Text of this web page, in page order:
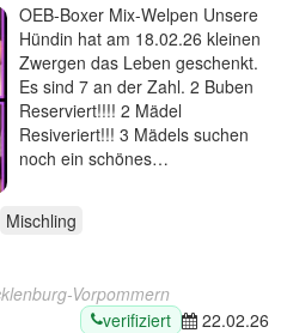
OEB-Boxer Mix-Welpen Unsere
Hündin hat am 18.02.26 kleinen
Zwergen das Leben geschenkt.
Es sind 7 an der Zahl. 2 Buben
Reserviert!!!! 2 Mädel
Resiveriert!!! 3 Mädels suchen
noch ein schönes…
Mischling
Vorpommern
verifiziert
22.02.26